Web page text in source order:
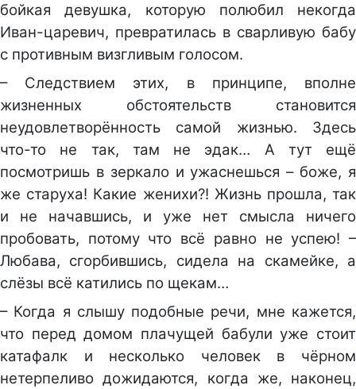
бойкая девушка, которую полюбил некогда
Иван-царевич, превратилась в сварливую бабу
с противным визгливым голосом.
– Следствием этих, в принципе, вполне
жизненных обстоятельств становится
неудовлетворённость самой жизнью. Здесь
что-то не так, там не эдак… А тут ещё
посмотришь в зеркало и ужаснешься – боже, я
же старуха! Какие женихи?! Жизнь прошла, так
и не начавшись, и уже нет смысла ничего
пробовать, потому что всё равно не успею! –
Любава, сгорбившись, сидела на скамейке, а
слёзы всё катились по щекам…
– Когда я слышу подобные речи, мне кажется,
что перед домом плачущей бабули уже стоит
катафалк и несколько человек в чёрном
нетерпеливо дожидаются, когда же, наконец,